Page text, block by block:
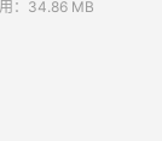
：34.86 MB